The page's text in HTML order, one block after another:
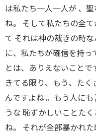
は私たち一人一人が 、 聖
ね。 そして私たちの全
て それは神の裁きの時な
に、 私たちが確信を持っ
とは、 ありえないことで
きてる限り 、 も う、
たく
んですよね 。 もう人にも
うな 恥ずかしいことた
ね。 それが全部暴かれた